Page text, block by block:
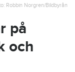
Robbin Norgren/Bildbyrån
på
och